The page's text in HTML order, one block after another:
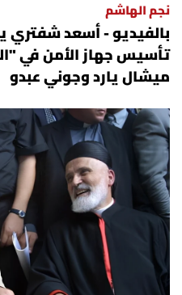
نجم الهاشم
تأسيس جهاز الأمن في
ميشال يارد وجوني عبدو